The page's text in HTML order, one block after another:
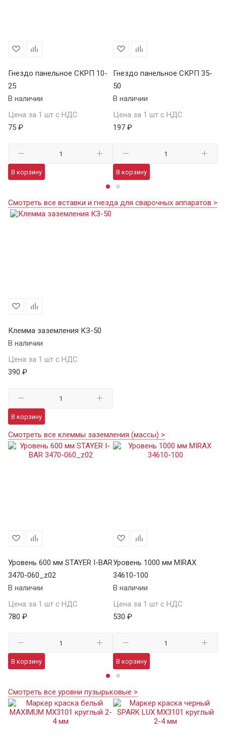
Гнездо панельное СКРП 10-
25
В наличии
Цена за 1 шт с НДС
75 ₽
В корзину
Гнездо панельное СКРП 35-
50
В наличии
Цена за 1 шт с НДС
197 ₽
В корзину
Смотреть все вставки и гнезда для сварочных аппаратов >
Клемма заземления КЗ-50
В наличии
Цена за 1 шт с НДС
390 ₽
В корзину
Смотреть все клеммы заземления (массы) >
Уровень 600 мм STAYER I-BAR
3470-060_z02
В наличии
Цена за 1 шт с НДС
780 ₽
В корзину
Уровень 1000 мм MIRAX
34610-100
В наличии
Цена за 1 шт с НДС
530 ₽
В корзину
Смотреть все уровни пузырьковые >